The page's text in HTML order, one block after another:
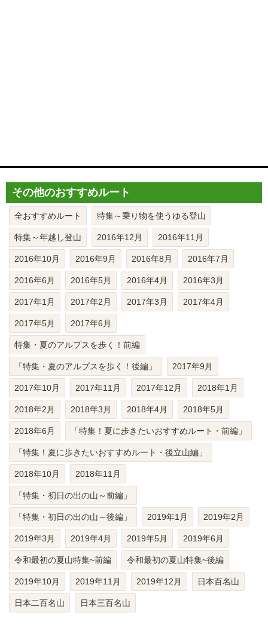
その他のおすすめルート
全おすすめルート 特集～乗り物を使うゆる登山
特集～年越し登山 2016年12月 2016年11月
2016年10月 2016年9月 2016年8月 2016年7月
2016年6月 2016年5月 2016年4月 2016年3月
2017年1月 2017年2月 2017年3月 2017年4月
2017年5月 2017年6月
特集・夏のアルプスを歩く！前編
「特集・夏のアルプスを歩く！後編」 2017年9月
2017年10月 2017年11月 2017年12月 2018年1月
2018年2月 2018年3月 2018年4月 2018年5月
2018年6月 「特集！夏に歩きたいおすすめルート・前編」
「特集！夏に歩きたいおすすめルート・後立山編」
2018年10月 2018年11月
「特集・初日の出の山～前編」
「特集・初日の出の山～後編」 2019年1月 2019年2月
2019年3月 2019年4月 2019年5月 2019年6月
令和最初の夏山特集~前編 令和最初の夏山特集~後編
2019年10月 2019年11月 2019年12月 日本百名山
日本二百名山 日本三百名山